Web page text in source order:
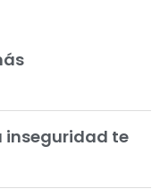
inseguridad te